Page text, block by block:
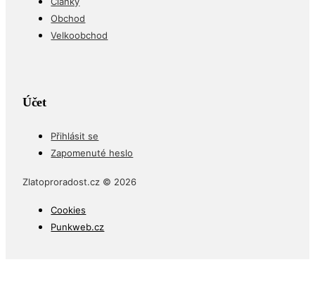
Obchod
Velkoobchod
Účet
Přihlásit se
Zapomenuté heslo
Zlatoproradost.cz © 2026
Cookies
Punkweb.cz